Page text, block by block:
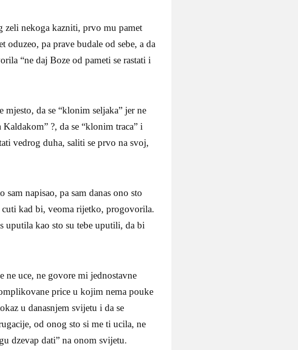
zeli nekoga kazniti, prvo mu pamet
pa prave budale od sebe, a da
“ne daj Boze od pameti se rastati i
da se “klonim seljaka” jer ne
?, da se “klonim traca” i
vedrog duha, saliti se prvo na svoj,
sam napisao, pa sam danas ono sto
cuti kad bi, veoma rijetko, progovorila.
uputila kao sto su tebe uputili, da bi
ne uce, ne govore mi jednostavne
price u kojim nema pouke
u danasnjem svijetu i da se
od onog sto si me ti ucila, ne
dzevap dati” na onom svijetu.